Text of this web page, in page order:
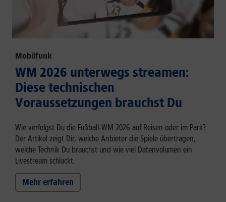
Mobilfunk
WM 2026 unterwegs streamen:
Diese technischen
Voraussetzungen brauchst Du
Wie verfolgst Du die Fußball‑WM 2026 auf Reisen oder im Park?
Der Artikel zeigt Dir, welche Anbieter die Spiele übertragen,
welche Technik Du brauchst und wie viel Datenvolumen ein
Livestream schluckt.
Mehr erfahren